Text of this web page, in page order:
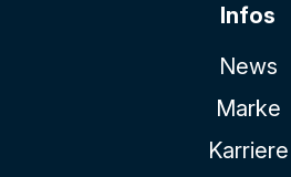
Infos
News
Marke
Karriere